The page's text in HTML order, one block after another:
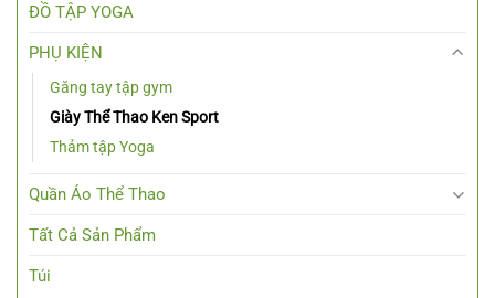
ĐỒ TẬP YOGA
PHỤ KIỆN
Găng tay tập gym
Giày Thể Thao Ken Sport
Thảm tập Yoga
Quần Áo Thể Thao
Tất Cả Sản Phẩm
Túi